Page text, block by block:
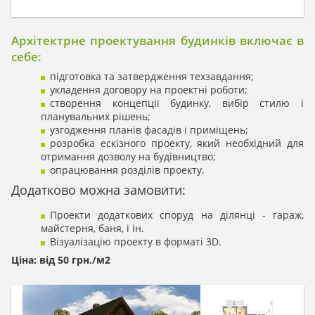
Архітектрне проектування будинків включає в
себе:
підготовка та затвердження техзавдання;
укладення договору на проектні роботи;
створення концепції будинку, вибір стилю і
планувальних рішень;
узгодження планів фасадів і приміщень;
розробка ескізного проекту, який необхідний для
отримання дозволу на будівництво;
опрацювання розділів проекту.
Додатково можна замовити:
Проекти додаткових споруд на ділянці - гараж,
майстерня, баня, і ін.
Візуалізацію проекту в форматі 3D.
Ціна: від 50 грн./м2